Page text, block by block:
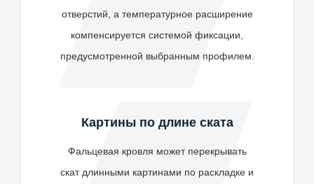
отверстий, а температурное расширение
компенсируется системой фиксации,
предусмотренной выбранным профилем.
Картины по длине ската
Фальцевая кровля может перекрывать
скат длинными картинами по раскладке и